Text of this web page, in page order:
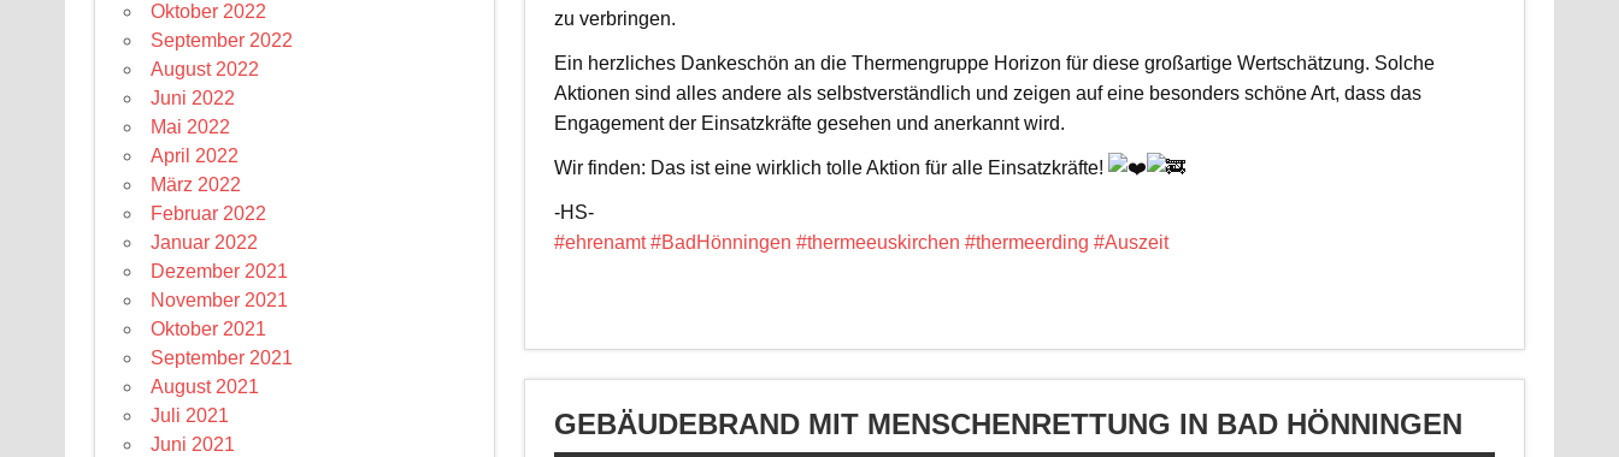
zu verbringen.
Ein herzliches Dankeschön an die Thermengruppe Horizon für diese großartige Wertschätzung. Solche
Aktionen sind alles andere als selbstverständlich und zeigen auf eine besonders schöne Art, dass das
Engagement der Einsatzkräfte gesehen und anerkannt wird.
Wir finden: Das ist eine wirklich tolle Aktion für alle Einsatzkräfte!
-HS-
#ehrenamt #BadHönningen #thermeeuskirchen #thermeerding #Auszeit
GEBÄUDEBRAND MIT MENSCHENRETTUNG IN BAD HÖNNINGEN
Oktober 2022
September 2022
August 2022
Juni 2022
Mai 2022
April 2022
März 2022
Februar 2022
Januar 2022
Dezember 2021
November 2021
Oktober 2021
September 2021
August 2021
Juli 2021
Juni 2021